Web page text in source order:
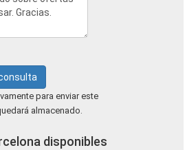
para enviar este
almacenado.
disponibles